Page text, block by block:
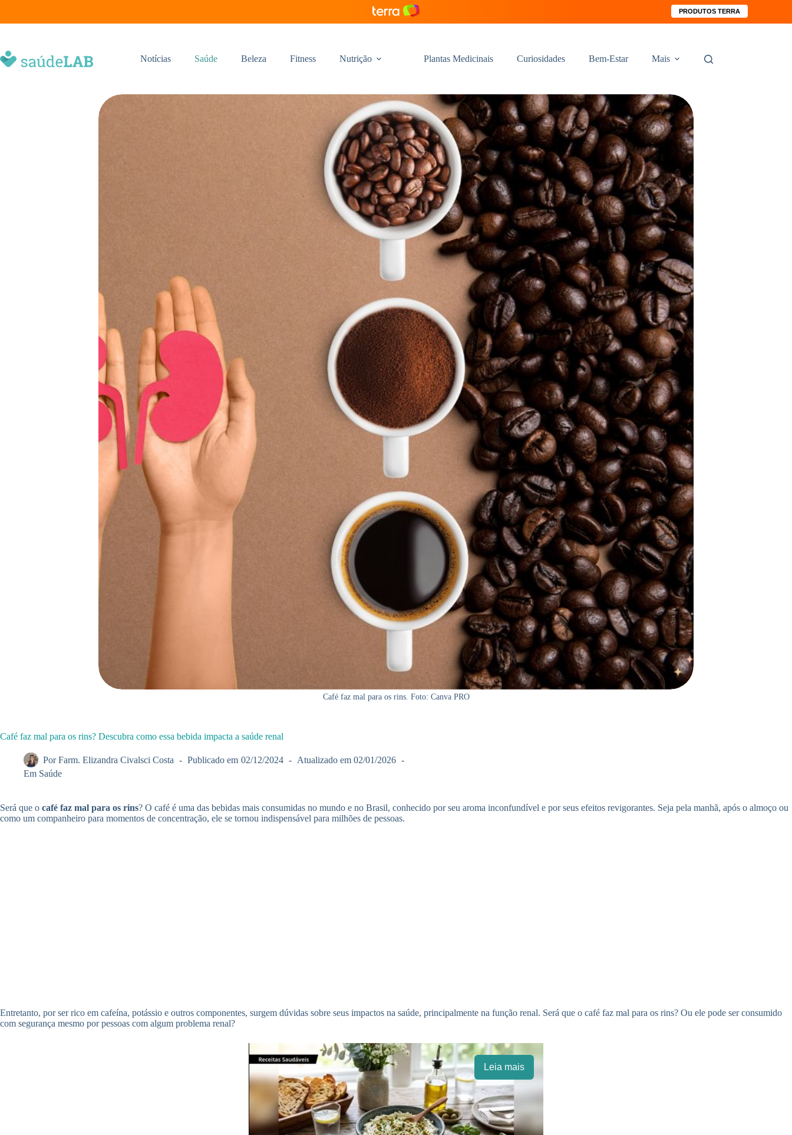
PRODUTOS TERRA
Notícias Saúde Beleza Fitness Nutrição Plantas Medicinais Curiosidades Bem-Estar Mais
Café faz mal para os rins. Foto: Canva PRO
Café faz mal para os rins? Descubra como essa bebida impacta a saúde renal
Por Farm. Elizandra Civalsci Costa Publicado em 02/12/2024 Atualizado em 02/01/2026
Em Saúde
Será que o café faz mal para os rins? O café é uma das bebidas mais consumidas no mundo e no Brasil, conhecido por seu aroma inconfundível e por seus efeitos revigorantes. Seja pela manhã, após o almoço ou
como um companheiro para momentos de concentração, ele se tornou indispensável para milhões de pessoas.
Entretanto, por ser rico em cafeína, potássio e outros componentes, surgem dúvidas sobre seus impactos na saúde, principalmente na função renal. Será que o café faz mal para os rins? Ou ele pode ser consumido
com segurança mesmo por pessoas com algum problema renal?
Leia mais